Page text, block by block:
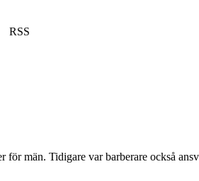
RSS
män. Tidigare var barberare också